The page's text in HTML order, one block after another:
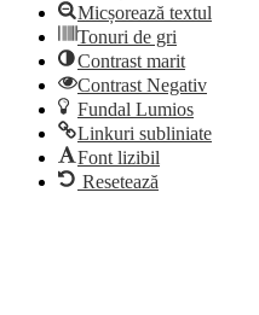
Micșorează textul
Tonuri de gri
Contrast marit
Contrast Negativ
Fundal Lumios
Linkuri subliniate
Font lizibil
Resetează